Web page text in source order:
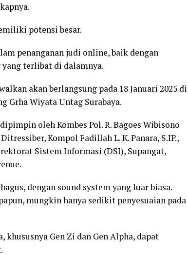
potensi besar.
penanganan judi online, baik dengan
terlibat di dalamnya.
akan berlangsung pada 18 Januari 2025 di
Grha Wiyata Untag Surabaya.
oleh Kombes Pol. R. Bagoes Wibisono
Kompol Fadillah L. K. Panara, S.IP.,
Sistem Informasi (DSI), Supangat,
dengan sound system yang luar biasa.
mungkin hanya sedikit penyesuaian pada
Gen Zi dan Gen Alpha, dapat